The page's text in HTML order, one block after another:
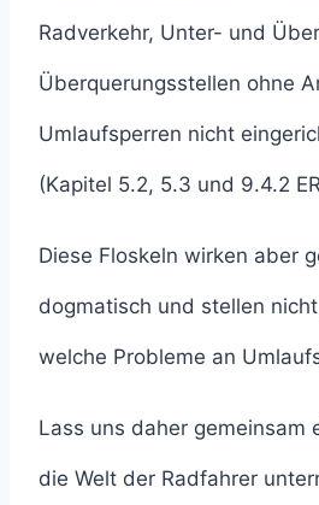
Radverkehr, Unter- und
Überquerungsstellen ohne
Umlaufsperren nicht
(Kapitel 5.2, 5.3 und 9.4.2
Diese Floskeln wirken aber
dogmatisch und stellen
welche Probleme an
Lass uns daher gemeinsam
die Welt der Radfahrer